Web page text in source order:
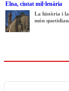
Elna, ciutat mil·lenària
La història i la
món